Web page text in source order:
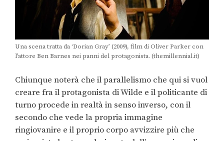
Una scena tratta da ‘Dorian Gray’ (2009), film di Oliver Parker con
l’attore Ben Barnes nei panni del protagonista. (themillennial.it)
Chiunque noterà che il parallelismo che qui si vuol
creare fra il protagonista di Wilde e il politicante di
turno procede in realtà in senso inverso, con il
secondo che vede la propria immagine
ringiovanire e il proprio corpo avvizzire più che